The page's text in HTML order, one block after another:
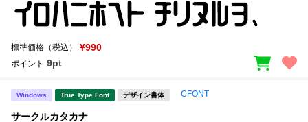
標準価格（税込） ¥990
ポイント 9pt
Windows True Type Font デザイン書体 CFONT
サークルカタカナ